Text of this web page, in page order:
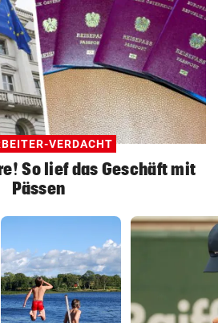
VERDACHT
So lief das Geschäft mit
Pässen